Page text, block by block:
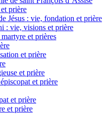
prière
Jésus : vie, fondation et prière
: vie, visions et prière
et prières
et prière
et prière
et prière
et prière
et prière